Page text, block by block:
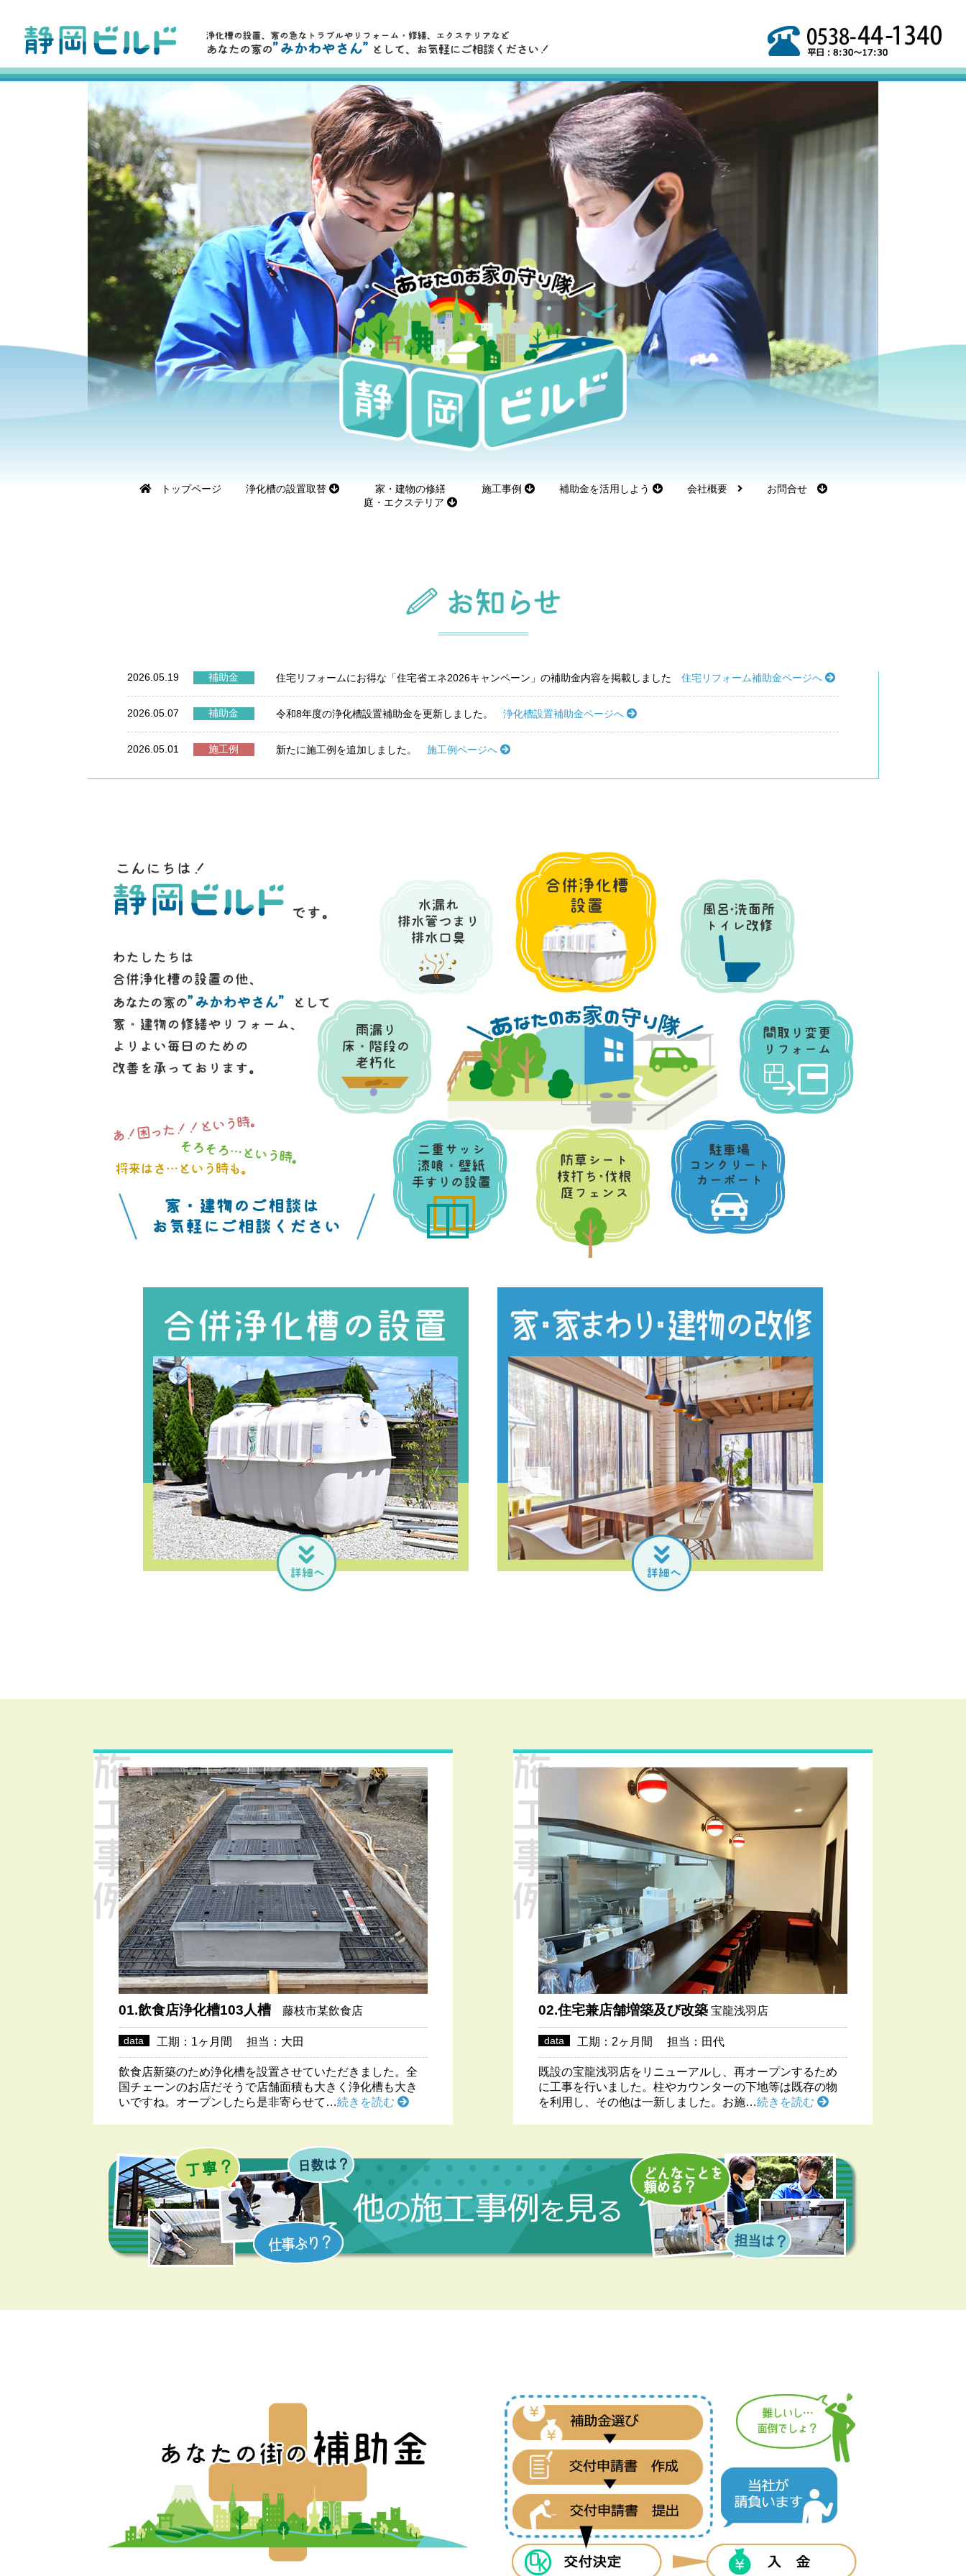
トップページ 浄化槽の設置取替
家・建物の修繕
庭・エクステリア
施工事例 補助金を活用しよう 会社概要 お問合せ
2026.05.19 補助金 住宅リフォームにお得な「住宅省エネ2026キャンペーン」の補助金内容を掲載しました 住宅リフォーム補助金ページへ
2026.05.07 補助金 令和8年度の浄化槽設置補助金を更新しました。 浄化槽設置補助金ページへ
2026.05.01 施工例 新たに施工例を追加しました。 施工例ページへ
01.飲食店浄化槽103人槽藤枝市某飲食店
data 工期：1ヶ月間 担当：大田
飲食店新築のため浄化槽を設置させていただきました。全
国チェーンのお店だそうで店舗面積も大きく浄化槽も大き
いですね。オープンしたら是非寄らせて…続きを読む
02.住宅兼店舗増築及び改築 宝龍浅羽店
data 工期：2ヶ月間 担当：田代
既設の宝龍浅羽店をリニューアルし、再オープンするため
に工事を行いました。柱やカウンターの下地等は既存の物
を利用し、その他は一新しました。お施…続きを読む